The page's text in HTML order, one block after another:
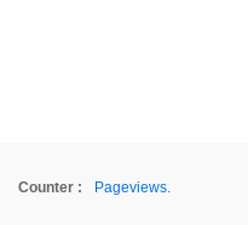
Counter :
Pageviews.